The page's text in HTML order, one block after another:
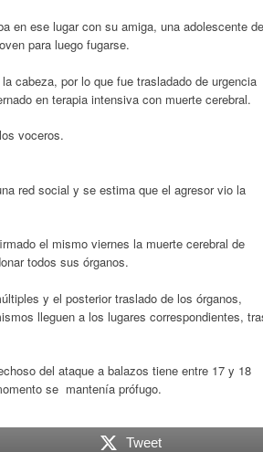
en ese lugar con su amiga, una adolescente de
para luego fugarse.
cabeza, por lo que fue trasladado de urgencia
en terapia intensiva con muerte cerebral.
voceros.
red social y se estima que el agresor vio la
el mismo viernes la muerte cerebral de
todos sus órganos.
y el posterior traslado de los órganos,
lleguen a los lugares correspondientes,
del ataque a balazos tiene entre 17 y 18
se mantenía prófugo.
Tweet